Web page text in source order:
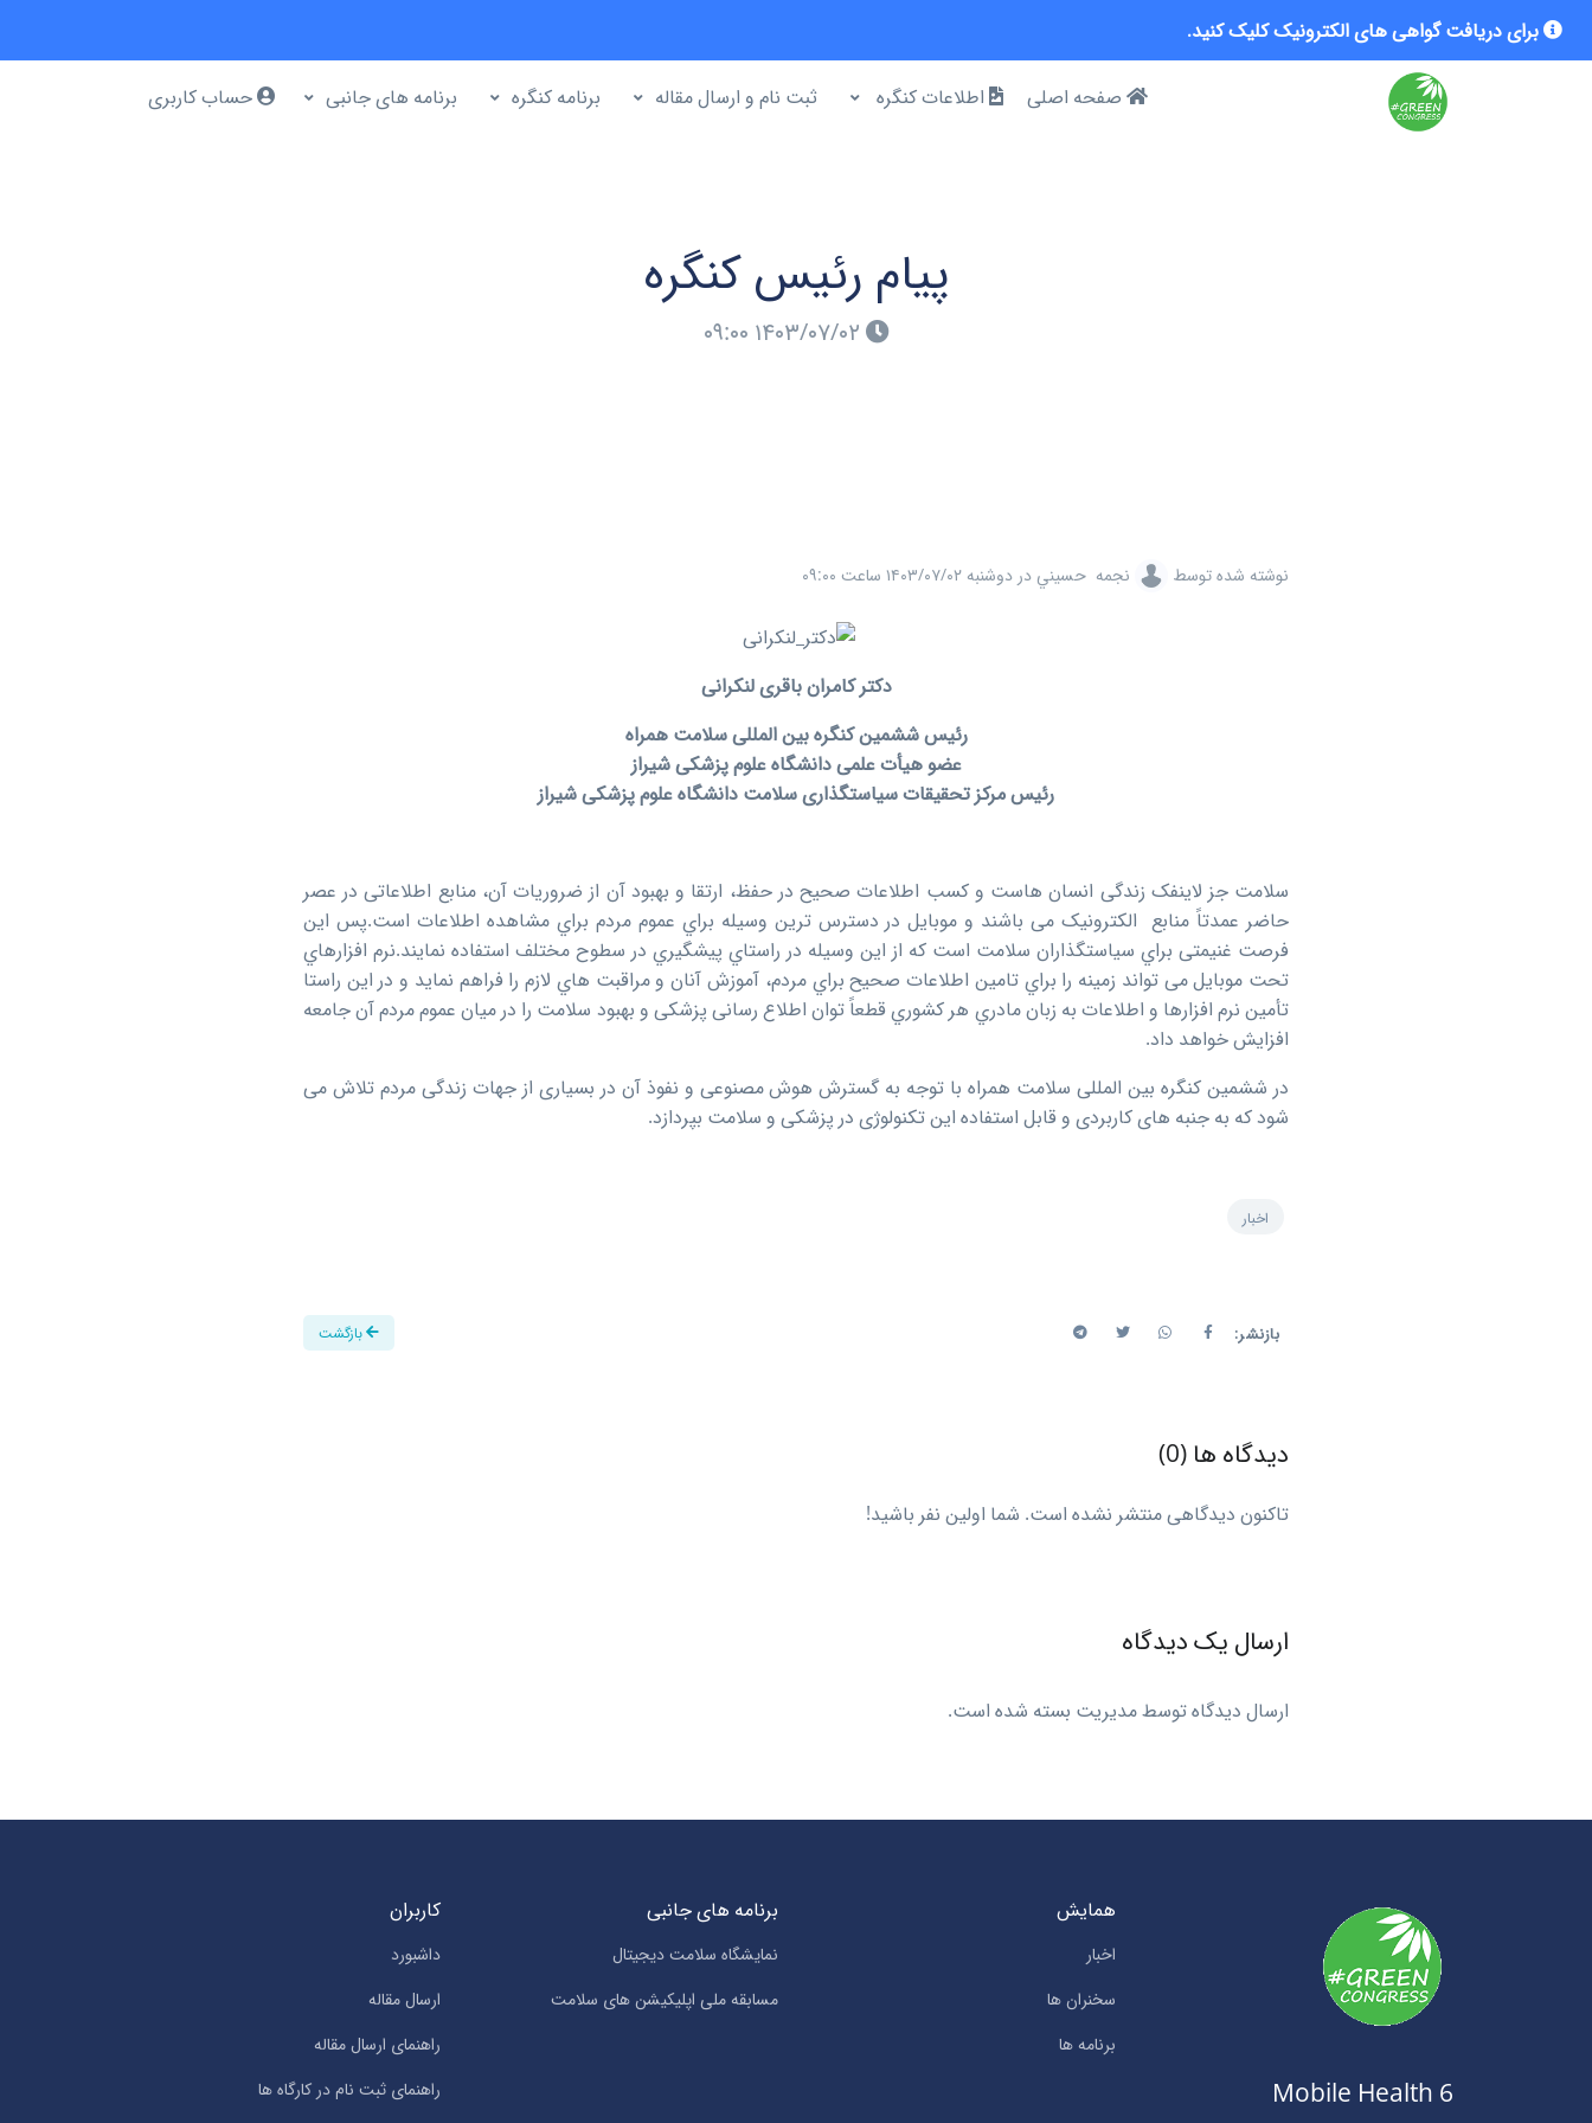
برای دریافت گواهی های الکترونیک کلیک کنید.
صفحه اصلی اطلاعات کنگره ثبت نام و ارسال مقاله برنامه کنگره برنامه های جانبی حساب کاربری
پیام رئیس کنگره
نوشته شده توسط نجمه حسيني در دوشنبه ۱۴۰۳/۰۷/۰۲ ساعت ۰۹:۰۰
دکتر کامران باقری لنکرانی
رئیس ششمین کنگره بین المللی سلامت همراه
عضو هیأت علمی دانشگاه علوم پزشکی شیراز
رئیس مرکز تحقیقات سیاستگذاری سلامت دانشگاه علوم پزشکی شیراز
سلامت جز لاینفک زندگی انسان هاست و کسب اطلاعات صحیح در حفظ، ارتقا و بهبود آن از ضروریات آن، منابع اطلاعاتی در عصر
حاضر عمدتاً منابع الکترونیک می باشند و موبایل در دسترس ترین وسیله براي عموم مردم براي مشاهده اطلاعات است.پس این
فرصت غنیمتی براي سیاستگذاران سلامت است که از این وسیله در راستاي پیشگیري در سطوح مختلف استفاده نمایند.نرم افزارهاي
تحت موبایل می تواند زمینه را براي تامین اطلاعات صحیح براي مردم، آموزش آنان و مراقبت هاي لازم را فراهم نماید و در این راستا
تأمین نرم افزارها و اطلاعات به زبان مادري هر کشوري قطعاً توان اطلاع رسانی پزشکی و بهبود سلامت را در میان عموم مردم آن جامعه
افزایش خواهد داد.
در ششمین کنگره بین المللی سلامت همراه با توجه به گسترش هوش مصنوعی و نفوذ آن در بسیاری از جهات زندگی مردم تلاش می
شود که به جنبه های کاربردی و قابل استفاده این تکنولوژی در پزشکی و سلامت بپردازد.
اخبار
بازنشر: بازگشت
دیدگاه ها (0)
تاکنون دیدگاهی منتشر نشده است. شما اولین نفر باشید!
ارسال یک دیدگاه
ارسال دیدگاه توسط مدیریت بسته شده است.
Mobile Health 6
همایش
اخبار
سخنران ها
برنامه ها
برنامه های جانبی
نمایشگاه سلامت دیجیتال
مسابقه ملی اپلیکیشن های سلامت
کاربران
داشبورد
ارسال مقاله
راهنمای ارسال مقاله
راهنمای ثبت نام در کارگاه ها